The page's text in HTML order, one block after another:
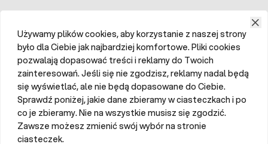
Używamy plików cookies, aby korzystanie z naszej strony
było dla Ciebie jak najbardziej komfortowe. Pliki cookies
pozwalają dopasować treści i reklamy do Twoich
zainteresowań. Jeśli się nie zgodzisz, reklamy nadal będą
się wyświetlać, ale nie będą dopasowane do Ciebie.
Sprawdź poniżej, jakie dane zbieramy w ciasteczkach i po
co je zbieramy. Nie na wszystkie musisz się zgodzić.
Zawsze możesz zmienić swój wybór na stronie
ciasteczek.